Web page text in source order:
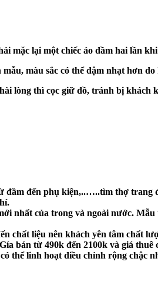
mặc lại một chiếc áo đầm hai lần
màu sắc có thể đậm nhạt hơn
lòng thì cọc giữ đồ, tránh bị
đến phụ kiện,..…..tìm thợ trang
nhất của trong và ngoài nước.
chất liệu nên khách yên tâm chất
bán từ 490k đến 2100k và giá thuê
thể linh hoạt điều chỉnh rộng chậc